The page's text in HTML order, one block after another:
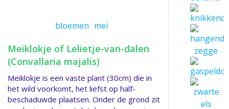
bloemen mei
Meiklokje of Lelietje-van-dalen
(Convallaria majalis)
Meiklokje is een vaste plant (30cm) die in
het wild voorkomt, het liefst op half-
beschaduwde plaatsen. Onder de grond zit